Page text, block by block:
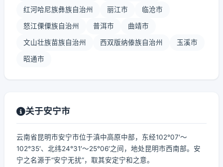
红河哈尼族彝族自治州 丽江市 临沧市
怒江傈僳族自治州 普洱市 曲靖市
文山壮族苗族自治州 西双版纳傣族自治州 玉溪市
昭通市
关于安宁市
云南省昆明市安宁市位于滇中高原中部，东经102°07′～
102°35′、北纬24°31′～25°06′之间，地处昆明市西南部。安
宁之名源于“安宁无扰”，取其安定宁和之意。